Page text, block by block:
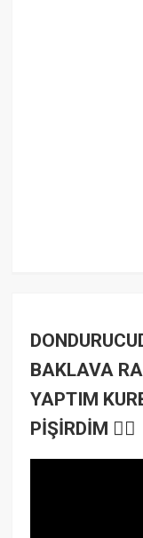
BAKLAVA
YAPTIM
PİŞİRDİM 👍🏻